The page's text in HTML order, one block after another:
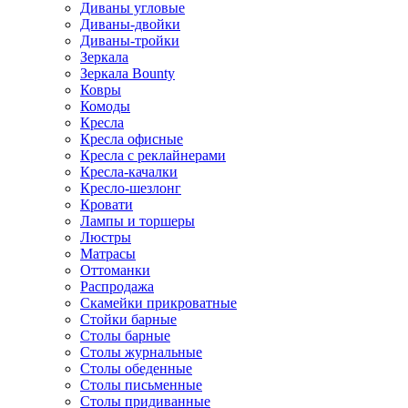
Диваны угловые
Диваны-двойки
Диваны-тройки
Зеркала
Зеркала Bounty
Ковры
Комоды
Кресла
Кресла офисные
Кресла с реклайнерами
Кресла-качалки
Кресло-шезлонг
Кровати
Лампы и торшеры
Люстры
Матрасы
Оттоманки
Распродажа
Скамейки прикроватные
Стойки барные
Столы барные
Столы журнальные
Столы обеденные
Столы письменные
Столы придиванные